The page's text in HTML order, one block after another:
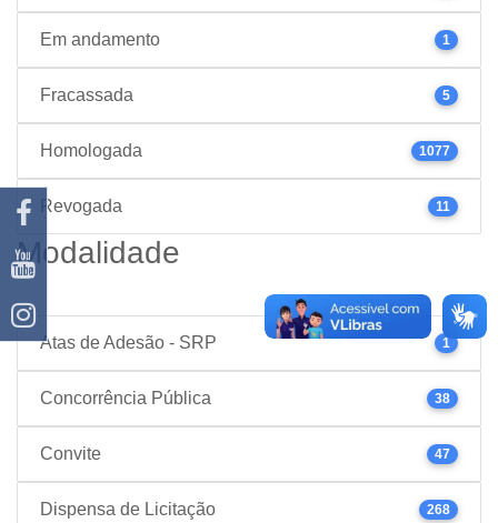
Em andamento 1
Fracassada 5
Homologada 1077
Revogada 11
Modalidade
Atas de Adesão - SRP 1
Concorrência Pública 38
Convite 47
Dispensa de Licitação 268